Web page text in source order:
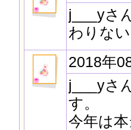
j___yさ
わりな
2018年
j___yさ
す。
今年は